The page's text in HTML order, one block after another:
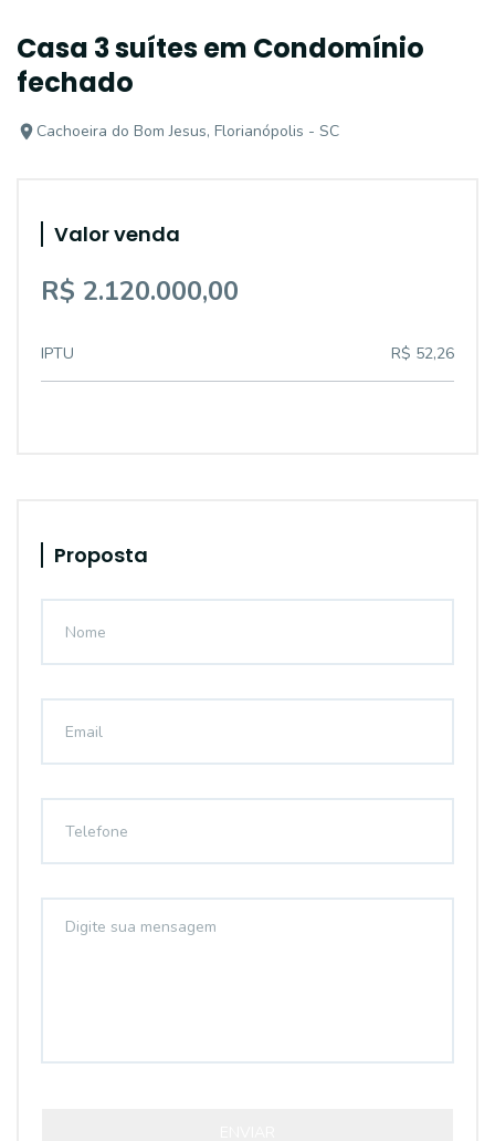
Casa 3 suítes em Condomínio
fechado
Cachoeira do Bom Jesus, Florianópolis - SC
Valor venda
R$ 2.120.000,00
IPTU R$ 52,26
Proposta